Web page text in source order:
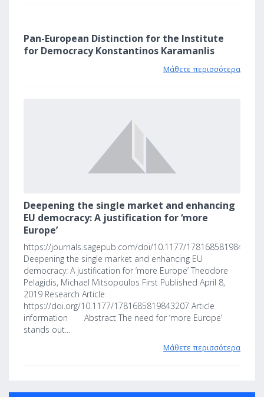
Pan-European Distinction for the Institute
for Democracy Konstantinos Karamanlis
Μάθετε περισσότερα
Deepening the single market and enhancing
EU democracy: A justification for ‘more
Europe’
https://journals.sagepub.com/doi/10.1177/1781685819843207
Deepening the single market and enhancing EU
democracy: A justification for ‘more Europe’ Theodore
Pelagidis, Michael Mitsopoulos First Published April 8,
2019 Research Article
https://doi.org/10.1177/1781685819843207 Article
information Abstract The need for ‘more Europe’
stands out...
Μάθετε περισσότερα